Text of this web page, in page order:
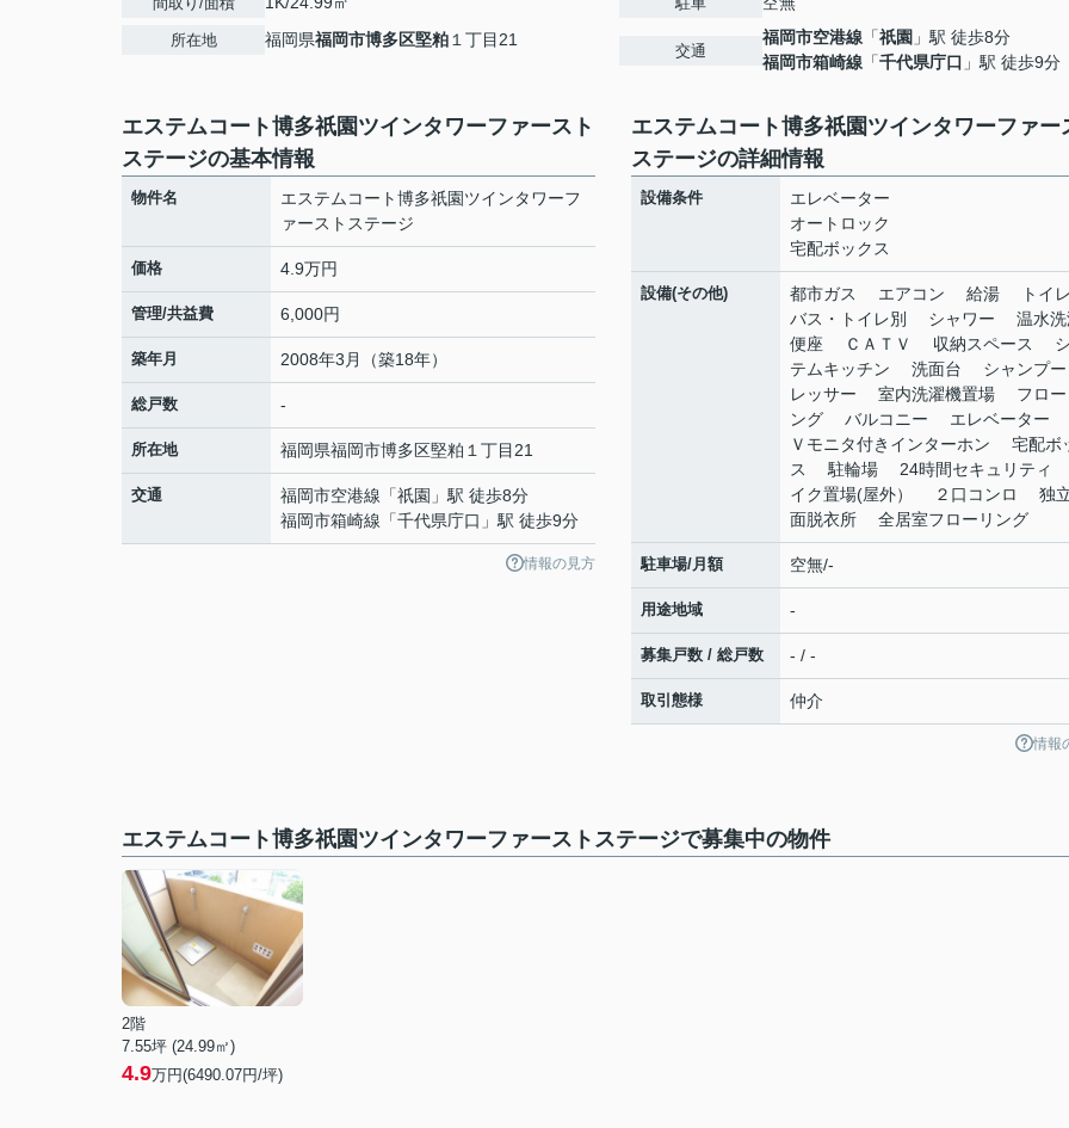
所在地 福岡県福岡市博多区堅粕 １丁目21
交通
福岡市空港線 「祇園 」駅 徒歩8分
福岡市箱崎線 「千代県庁口 」駅 徒歩9分
エステムコート博多祇園ツインタワーファースト
ステージの基本情報
物件名
エステムコート博多祇園ツインタワーフ
ァーストステージ
価格 4.9万円
管理/共益費 6,000円
築年月 2008年3月（築18年）
総戸数 -
所在地 福岡県福岡市博多区堅粕 １丁目21
交通 福岡市空港線 「祇園 」駅 徒歩8分
福岡市箱崎線 「千代県庁口 」駅 徒歩9分
情報の見方
エステムコート博多祇園ツインタワーファー
ステージの詳細情報
設備条件
エレベーター
オートロック
宅配ボックス
設備(その他)
都市ガス エアコン 給湯 ト
バス・トイレ別 シャワー 温水洗
便座 ＣＡＴＶ 収納スペース
テムキッチン 洗面台 シャンプー
レッサー 室内洗濯機置場 フロー
ング バルコニー エレベーター
Ｖモニタ付きインターホン 宅配ボ
ス 駐輪場 24時間セキュリティ
イク置場(屋外） ２口コンロ 独
面脱衣所 全居室フローリング
駐車場/月額 空無/-
用途地域 -
募集戸数 / 総戸数 - / -
取引態様 仲介
情報
エステムコート博多祇園ツインタワーファーストステージで募集中の物件
2階
7.55坪 (24.99㎡)
4.9万円(6490.07円/坪)